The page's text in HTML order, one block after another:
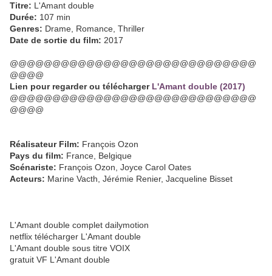
Titre: L'Amant double
Durée: 107 min
Genres: Drame, Romance, Thriller
Date de sortie du film: 2017
@@@@@@@@@@@@@@@@@@@@@@@@@@@@@
@@@@
Lien pour regarder ou télécharger L'Amant double (2017)
@@@@@@@@@@@@@@@@@@@@@@@@@@@@@
@@@@
Réalisateur Film: François Ozon
Pays du film: France, Belgique
Scénariste: François Ozon, Joyce Carol Oates
Acteurs: Marine Vacth, Jérémie Renier, Jacqueline Bisset
L'Amant double complet dailymotion
netflix télécharger L'Amant double
L'Amant double sous titre VOIX
gratuit VF L'Amant double